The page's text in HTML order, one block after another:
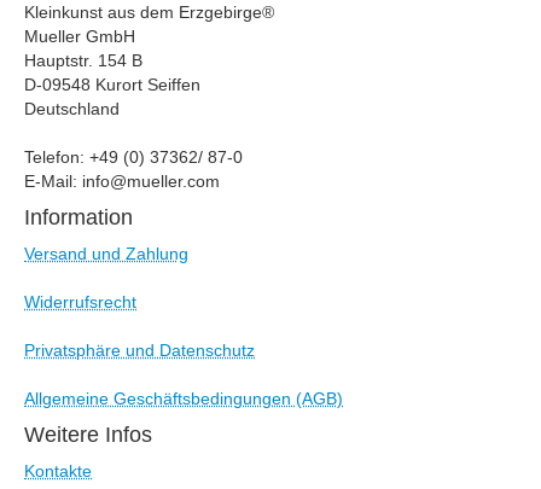
Kleinkunst aus dem Erzgebirge®
Mueller GmbH
Hauptstr. 154 B
D-09548 Kurort Seiffen
Deutschland
Telefon: +49 (0) 37362/ 87-0
E-Mail: info@mueller.com
Information
Versand und Zahlung
Widerrufsrecht
Privatsphäre und Datenschutz
Allgemeine Geschäftsbedingungen (AGB)
Weitere Infos
Kontakte